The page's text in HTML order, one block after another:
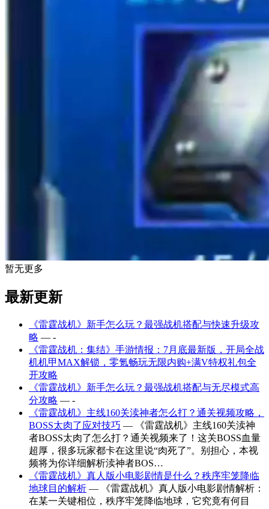
暂无更多
最新更新
《雷霆战机》新手怎么玩？最强战机搭配与快速升级攻
略 — -
《雷霆战机：集结》手游情报：7月底最新版，开局全战
机机甲MAX解锁，零氪畅玩无限内购+满V特权礼包全
开攻略
《雷霆战机》新手怎么玩？最强战机搭配与无尽模式高
分攻略 — -
《雷霆战机》主线160关渎神者怎么打？通关视频攻略，
BOSS太肉了应对技巧 — 《雷霆战机》主线160关渎神
者BOSS太肉了怎么打？通关视频来了！这关BOSS血量
超厚，很多玩家都卡在这里说“肉死了”。别担心，本视
频将为你详细解析渎神者BOS…
《雷霆战机》真人版小电影剧情是什么？秩序牢笼降临
地球目的解析 — 《雷霆战机》真人版小电影剧情解析：
在某一关键相位，秩序牢笼降临地球，它究竟有何目